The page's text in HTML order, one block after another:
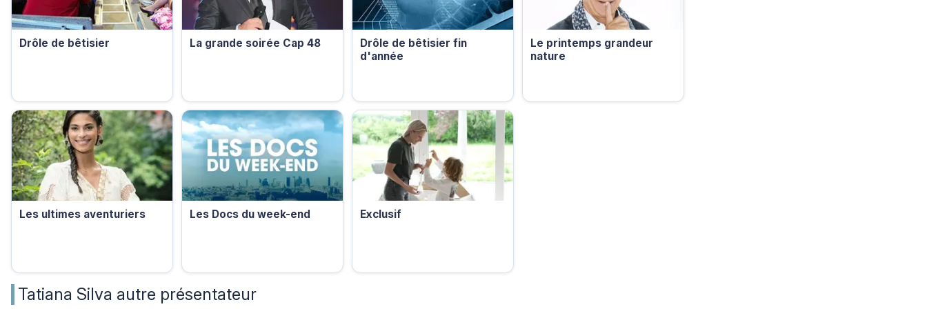
Drôle de bêtisier La grande soirée Cap 48
Drôle de bêtisier fin
d'année
Le printemps grandeur
nature
Les ultimes aventuriers Les Docs du week-end Exclusif
Tatiana Silva autre présentateur